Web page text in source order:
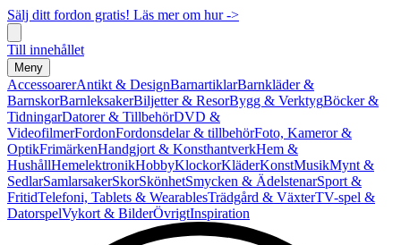
Sälj ditt fordon gratis! Läs mer om hur ->
Till innehållet
Meny
AccessoarerAntikt & DesignBarnartiklarBarnkläder &
BarnskorBarnleksakerBiljetter & ResorBygg & VerktygBöcker &
TidningarDatorer & TillbehörDVD &
VideofilmerFordonFordonsdelar & tillbehörFoto, Kameror &
OptikFrimärkenHandgjort & KonsthantverkHem &
HushållHemelektronikHobbyKlockorKläderKonstMusikMynt &
SedlarSamlarsakerSkorSkönhetSmycken & ÄdelstenarSport &
FritidTelefoni, Tablets & WearablesTrädgård & VäxterTV-spel &
DatorspelVykort & BilderÖvrigtInspiration